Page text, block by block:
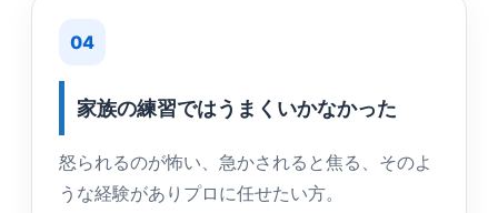
04
家族の練習ではうまくいかなかった
怒られるのが怖い、急かされると焦る、そのよ
うな経験がありプロに任せたい方。